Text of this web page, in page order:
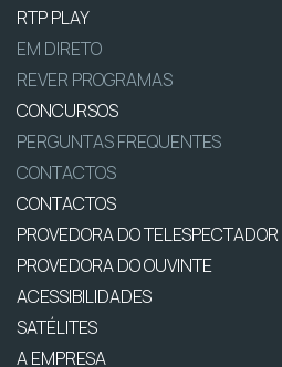
RTP PLAY
EM DIRETO
REVER PROGRAMAS
CONCURSOS
PERGUNTAS FREQUENTES
CONTACTOS
CONTACTOS
PROVEDORA DO TELESPECTADOR
PROVEDORA DO OUVINTE
ACESSIBILIDADES
SATÉLITES
A EMPRESA